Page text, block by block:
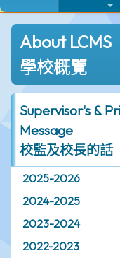
About LCMS
學校概覽
Supervisor's &
Message
校監及校長的話
2025-2026
2024-2025
2023-2024
2022-2023